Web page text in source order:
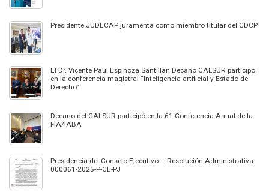
Presidente JUDECAP juramenta como miembro titular del CDCP
El Dr. Vicente Paul Espinoza Santillan Decano CALSUR participó
en la conferencia magistral “Inteligencia artificial y Estado de
Derecho”
Decano del CALSUR participó en la 61 Conferencia Anual de la
FIA/IABA
Presidencia del Consejo Ejecutivo – Resolución Administrativa
000061-2025-P-CE-PJ